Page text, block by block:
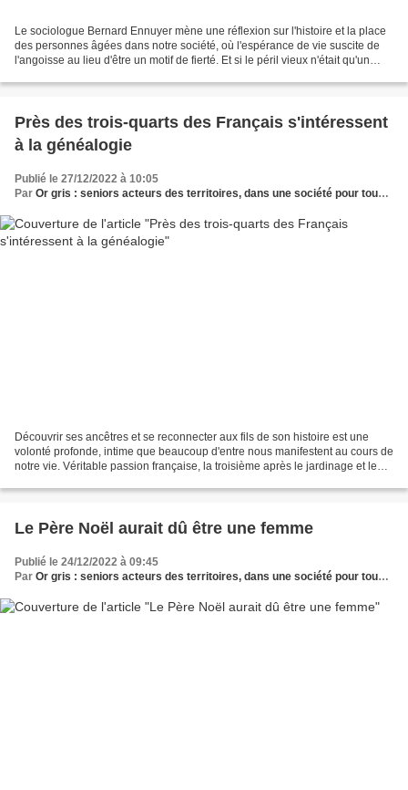
Le sociologue Bernard Ennuyer mène une réflexion sur l'histoire et la place
des personnes âgées dans notre société, où l'espérance de vie suscite de
l'angoisse au lieu d'être un motif de fierté. Et si le péril vieux n'était qu'un
Près des trois-quarts des Français s'intéressent
à la généalogie
Publié le 27/12/2022 à 10:05
Par Or gris : seniors acteurs des territoires, dans une société pour tous les âges
Découvrir ses ancêtres et se reconnecter aux fils de son histoire est une
volonté profonde, intime que beaucoup d'entre nous manifestent au cours de
notre vie. Véritable passion française, la troisième après le jardinage et le
Le Père Noël aurait dû être une femme
Publié le 24/12/2022 à 09:45
Par Or gris : seniors acteurs des territoires, dans une société pour tous les âges